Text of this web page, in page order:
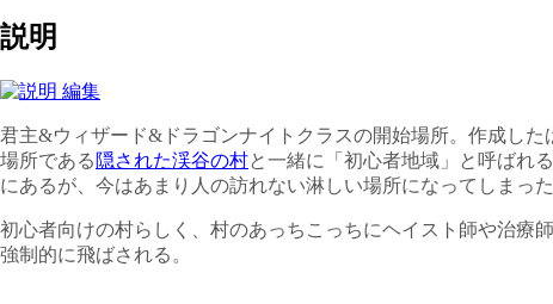
説明
君主&ウィザード&ドラゴンナイトクラスの開始場所。作成し
場所である 隠された渓谷の村と一緒に「初心者地域」と呼ばれ
にあるが、今はあまり人の訪れない淋しい場所になってしまった
初心者向けの村らしく、村のあっちこっちにヘイスト師や治療
強制的に飛ばされる。